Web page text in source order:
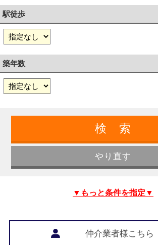
駅徒歩
築年数
▼もっと条件を指定▼
仲介業者様こちら